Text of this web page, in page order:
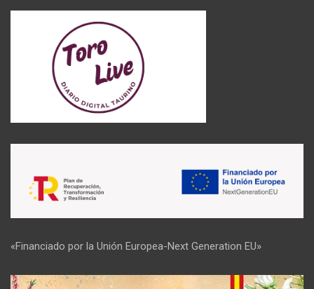
«Financiado por la Unión Europea-Next Generation EU»